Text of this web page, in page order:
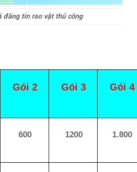
đăng tin rao vặt thủ công
Gói 2 Gói 3 Gói 4
600 1200 1.800